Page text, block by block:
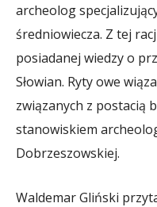
archeolog
średniowiecza. Z tej
posiadanej wiedzy o
Słowian. Ryty owe
związanych z postacią
stanowiskiem
Dobrzeszowskiej.
Waldemar Gliński